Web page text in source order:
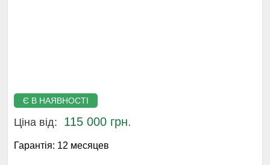
Є В НАЯВНОСТІ
Ціна від: 115 000 грн.
Гарантія: 12 месяцев